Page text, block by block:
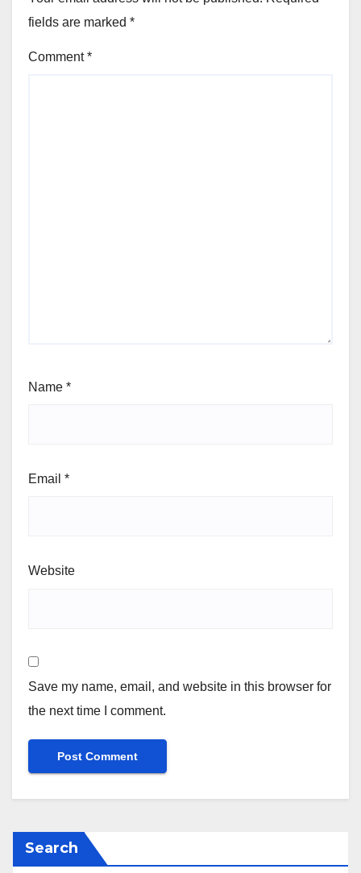
fields are marked *
Comment*
Name *
Email *
Website
Save my name, email, and website in this browser for
the next time I comment.
Search